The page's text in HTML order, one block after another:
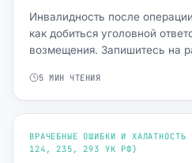
Инвалидность после
как добиться уголовной
возмещения. Запишитесь на
5 МИН ЧТЕНИЯ
ВРАЧЕБНЫЕ ОШИБКИ И
124, 235, 293 УК РФ)